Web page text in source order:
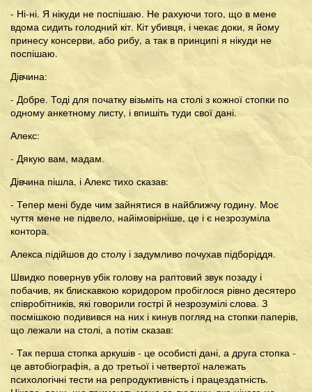
- Ні-ні. Я нікуди не поспішаю. Не рахуючи того, що в мене
вдома сидить голодний кіт. Кіт убивця, і чекає доки, я йому
принесу консерви, або рибу, а так в принципі я нікуди не
поспішаю.
Дівчина:
- Добре. Тоді для початку візьміть на столі з кожної стопки по
одному анкетному листу, і впишіть туди свої дані.
Алекс:
- Дякую вам, мадам.
Дівчина пішла, і Алекс тихо сказав:
- Тепер мені буде чим зайнятися в найближчу годину. Моє
чуття мене не підвело, найімовірніше, це і є незрозуміла
контора.
Алекса підійшов до столу і задумливо почухав підборіддя.
Швидко повернув убік голову на раптовий звук позаду і
побачив, як блискавкою коридором пробіглося рівно десятеро
співробітників, які говорили гострі й незрозумілі слова. З
посмішкою подивився на них і кинув погляд на стопки паперів,
що лежали на столі, а потім сказав:
- Так перша стопка аркушів - це особисті дані, а друга стопка -
це автобіографія, а до третьої і четвертої належать
психологічні тести на репродуктивність і працездатність.